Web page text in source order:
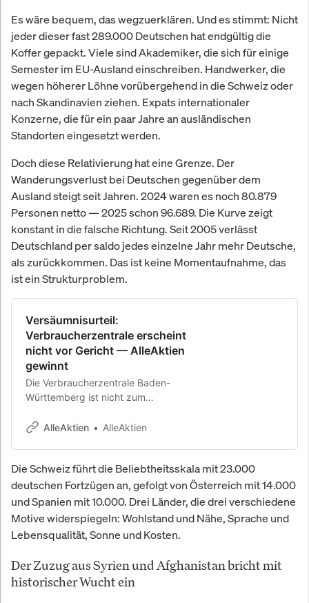
Es wäre bequem, das wegzuerklären. Und es stimmt: Nicht
jeder dieser fast 289.000 Deutschen hat endgültig die
Koffer gepackt. Viele sind Akademiker, die sich für einige
Semester im EU-Ausland einschreiben. Handwerker, die
wegen höherer Löhne vorübergehend in die Schweiz oder
nach Skandinavien ziehen. Expats internationaler
Konzerne, die für ein paar Jahre an ausländischen
Standorten eingesetzt werden.
Doch diese Relativierung hat eine Grenze. Der
Wanderungsverlust bei Deutschen gegenüber dem
Ausland steigt seit Jahren. 2024 waren es noch 80.879
Personen netto — 2025 schon 96.689. Die Kurve zeigt
konstant in die falsche Richtung. Seit 2005 verlässt
Deutschland per saldo jedes einzelne Jahr mehr Deutsche,
als zurückkommen. Das ist keine Momentaufnahme, das
ist ein Strukturproblem.
Versäumnisurteil:
Verbraucherzentrale erscheint
nicht vor Gericht — AlleAktien
gewinnt
Die Verbraucherzentrale Baden-
Württemberg ist nicht zum
Landgericht Regensburg erlässt
AlleAktien AlleAktien
Die Schweiz führt die Beliebtheitsskala mit 23.000
deutschen Fortzügen an, gefolgt von Österreich mit 14.000
und Spanien mit 10.000. Drei Länder, die drei verschiedene
Motive widerspiegeln: Wohlstand und Nähe, Sprache und
Lebensqualität, Sonne und Kosten.
Der Zuzug aus Syrien und Afghanistan bricht mit
historischer Wucht ein